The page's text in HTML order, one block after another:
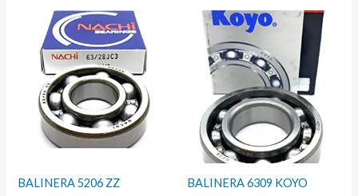
BALINERA 5206 ZZ BALINERA 6309 KOYO